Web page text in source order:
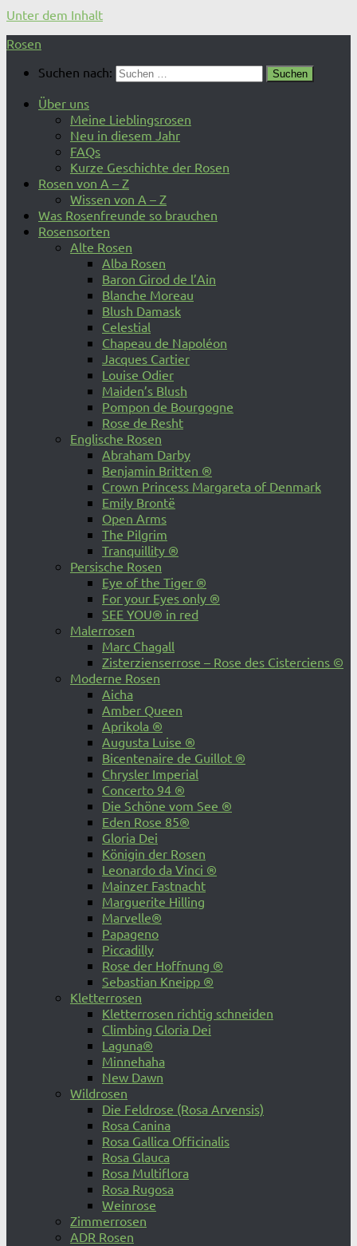
Unter dem Inhalt
Rosen
Suchen nach:
Über uns
Meine Lieblingsrosen
Neu in diesem Jahr
FAQs
Kurze Geschichte der Rosen
Rosen von A – Z
Wissen von A – Z
Was Rosenfreunde so brauchen
Rosensorten
Alte Rosen
Alba Rosen
Baron Girod de l’Ain
Blanche Moreau
Blush Damask
Celestial
Chapeau de Napoléon
Jacques Cartier
Louise Odier
Maiden’s Blush
Pompon de Bourgogne
Rose de Resht
Englische Rosen
Abraham Darby
Benjamin Britten ®
Crown Princess Margareta of Denmark
Emily Brontë
Open Arms
The Pilgrim
Tranquillity ®
Persische Rosen
Eye of the Tiger ®
For your Eyes only ®
SEE YOU® in red
Malerrosen
Marc Chagall
Zisterzienserrose – Rose des Cisterciens ©
Moderne Rosen
Aicha
Amber Queen
Aprikola ®
Augusta Luise ®
Bicentenaire de Guillot ®
Chrysler Imperial
Concerto 94 ®
Die Schöne vom See ®
Eden Rose 85®
Gloria Dei
Königin der Rosen
Leonardo da Vinci ®
Mainzer Fastnacht
Marguerite Hilling
Marvelle®
Papageno
Piccadilly
Rose der Hoffnung ®
Sebastian Kneipp ®
Kletterrosen
Kletterrosen richtig schneiden
Climbing Gloria Dei
Laguna®
Minnehaha
New Dawn
Wildrosen
Die Feldrose (Rosa Arvensis)
Rosa Canina
Rosa Gallica Officinalis
Rosa Glauca
Rosa Multiflora
Rosa Rugosa
Weinrose
Zimmerrosen
ADR Rosen